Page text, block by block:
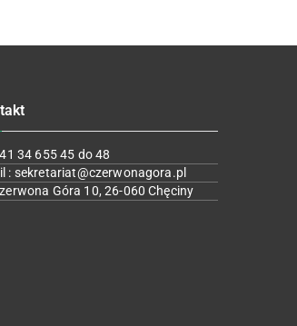
34 655 45 do 48
: sekretariat@czerwonagora.pl
Góra 10, 26-060 Chęciny